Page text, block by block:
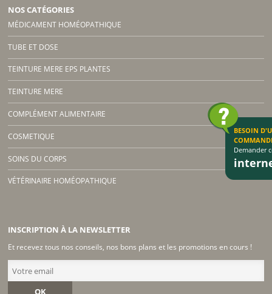
NOS CATÉGORIES
MÉDICAMENT HOMÉOPATHIQUE
TUBE ET DOSE
TEINTURE MERE EPS PLANTES
TEINTURE MERE
COMPLÉMENT ALIMENTAIRE
COSMETIQUE
SOINS DU CORPS
VÉTÉRINAIRE HOMÉOPATHIQUE
INSCRIPTION À LA NEWSLETTER
Et recevez tous nos conseils, nos bons plans et les promotions en cours !
OK
BESOIN
Demander